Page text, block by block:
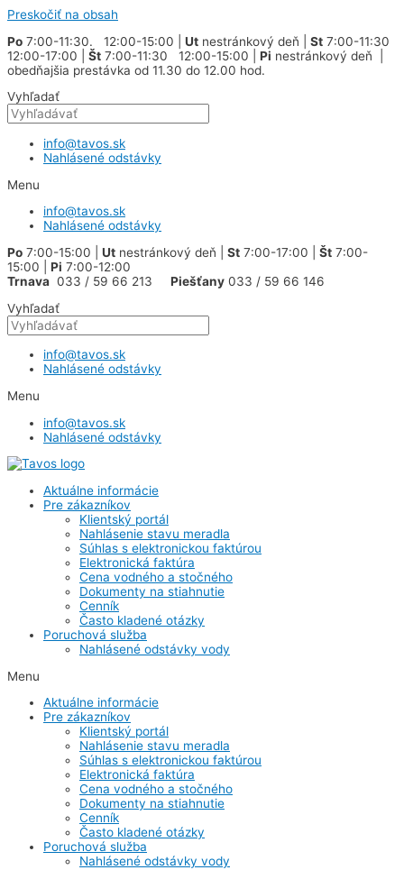
Preskočiť na obsah
Po 7:00-11:30. 12:00-15:00 | Ut nestránkový deň | St 7:00-11:30
12:00-17:00 | Št 7:00-11:30 12:00-15:00 | Pi nestránkový deň |
obedňajšia prestávka od 11.30 do 12.00 hod.
Vyhľadať
info@tavos.sk
Nahlásené odstávky
Menu
info@tavos.sk
Nahlásené odstávky
Po 7:00-15:00 | Ut nestránkový deň | St 7:00-17:00 | Št 7:00-
15:00 | Pi 7:00-12:00
Trnava 033 / 59 66 213 Piešťany 033 / 59 66 146
Vyhľadať
info@tavos.sk
Nahlásené odstávky
Menu
info@tavos.sk
Nahlásené odstávky
Aktuálne informácie
Pre zákazníkov
Klientský portál
Nahlásenie stavu meradla
Súhlas s elektronickou faktúrou
Elektronická faktúra
Cena vodného a stočného
Dokumenty na stiahnutie
Cenník
Často kladené otázky
Poruchová služba
Nahlásené odstávky vody
Menu
Aktuálne informácie
Pre zákazníkov
Klientský portál
Nahlásenie stavu meradla
Súhlas s elektronickou faktúrou
Elektronická faktúra
Cena vodného a stočného
Dokumenty na stiahnutie
Cenník
Často kladené otázky
Poruchová služba
Nahlásené odstávky vody